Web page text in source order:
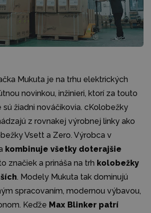
Mukuta je na trhu elektrických
novinkou, inžinieri, ktorí za touto
sú žiadni nováčikovia. cKolobežky
z rovnakej výrobnej linky ako
Vsett a Zero. Výrobca v
kombinuje všetky doterajšie
značiek a prináša na trh kolobežky
. Modely Mukuta tak dominujú
spracovaním, modernou výbavou,
Keďže Max Blinker patrí